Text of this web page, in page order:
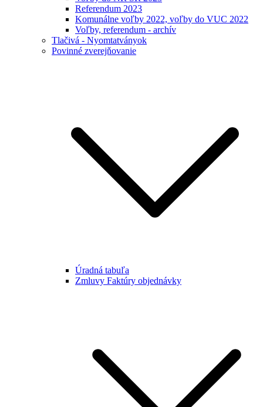
Referendum 2023
Komunálne voľby 2022, voľby do VUC 2022
Voľby, referendum - archív
Tlačivá - Nyomtatványok
Povinné zverejňovanie
Úradná tabuľa
Zmluvy Faktúry objednávky